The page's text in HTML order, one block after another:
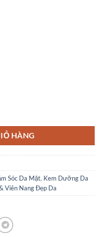
HÀNG
Sóc Da Mặt, Kem Dưỡng Da
Viên Nang Đẹp Da